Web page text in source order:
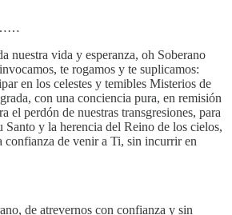
nuestra vida y esperanza, oh Soberano
te rogamos y te suplicamos:
en los celestes y temibles Misterios de
con una conciencia pura, en remisión
el perdón de nuestras transgresiones, para
y la herencia del Reino de los cielos,
confianza de venir a Ti, sin incurrir en
de atrevernos con confianza y sin